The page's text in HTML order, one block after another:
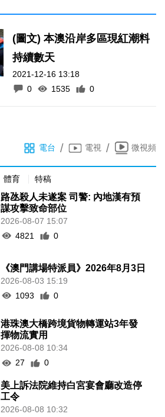
(圖文) 本澳沿岸多區現紅潮料
持續數天
2021-12-16 13:18
0
1535 0
電台 / 電視 / 微視頻
體育 特稿
路氹殺人未遂案 司警: 內地漢有預
謀攻擊致命部位
2026-08-07 15:07
4821
0
《澳門講場特派員》2026年8月3日
2026-08-03 15:19
1093
0
港珠澳大橋跨境貨物轉運站3年發
揮物流實用
2026-08-08 10:34
27
0
美上訴法院維持白宮宴會廳改造停
工令
2026-08-08 10:32